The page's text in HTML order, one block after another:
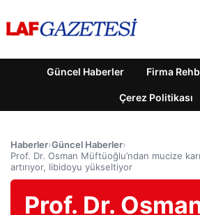
Güncel Haberler Firma
Çerez Politikası
Haberler›Güncel Haberler›
Prof. Dr. Osman Müftüoğlu’ndan mucize
artırıyor, libidoyu yükseltiyor
Prof. Dr.